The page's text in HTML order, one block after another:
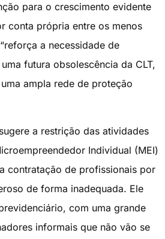
para o crescimento evidente
conta própria entre os menos
a necessidade de
futura obsolescência da CLT,
ampla rede de proteção
a restrição das atividades
Individual (MEI)
contratação de profissionais por
de forma inadequada. Ele
com uma grande
informais que não vão se